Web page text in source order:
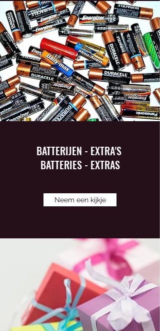
BATTERIJEN - EXTRA'S
BATTERIES - EXTRAS
Neem een kijkje